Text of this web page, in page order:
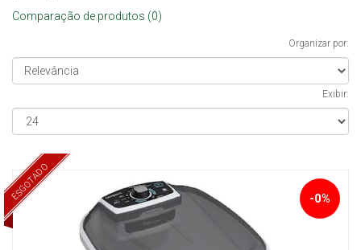
Comparação de produtos (0)
Organizar por:
Exibir:
ESGOTADO -0%